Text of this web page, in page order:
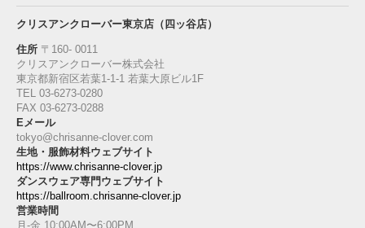
クリスアンクローバー東京店（四ッ谷店）
住所 〒160‐ 0011
クリスアンクローバー株式会社
東京都新宿区若葉1‐1-1 若葉大原ビル1F
TEL 03-6273-0280
FAX 03-6273-0288
Eメール
tokyo@chrisanne-clover.com
生地・服飾材料ウェブサイト
https://www.chrisanne-clover.jp
ダンスウェア専門ウェブサイト
https://ballroom.chrisanne-clover.jp
営業時間
月-金 10:00AM〜6:00PM